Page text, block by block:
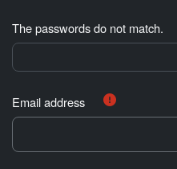
The passwords do not match.
Email address